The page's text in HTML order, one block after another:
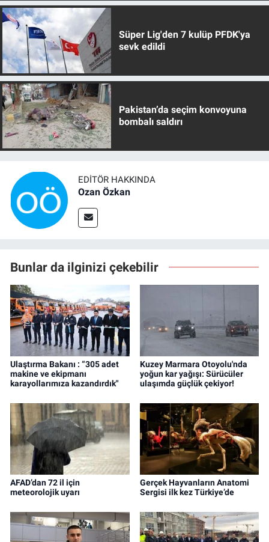
Süper Lig'den 7 kulüp PFDK'ya
sevk edildi
Pakistan’da seçim konvoyuna
bombalı saldırı
EDITÖR HAKKINDA
Ozan Özkan
Bunlar da ilginizi çekebilir
Ulaştırma Bakanı : “305 adet
makine ve ekipmanı
karayollarımıza kazandırdık"
Kuzey Marmara Otoyolu'nda
yoğun kar yağışı: Sürücüler
ulaşımda güçlük çekiyor!
AFAD’dan 72 il için
meteorolojik uyarı
Gerçek Hayvanların Anatomi
Sergisi ilk kez Türkiye’de